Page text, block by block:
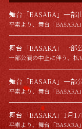
舞台「BASARA」一部
平素より、舞台「
舞台「BASARA」一部
一部公演の中止に伴う、払
舞台「BASARA」一部
平素より、舞台「BASARA
舞台「BASARA」1月
平素より、舞台「BASARA